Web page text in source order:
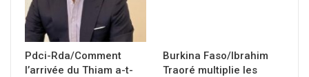
Pdci-Rda/Comment
l’arrivée du Thiam a-t-
Burkina Faso/Ibrahim
Traoré multiplie les